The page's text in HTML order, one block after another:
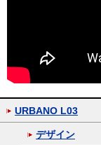
URBANO L03
デザイン